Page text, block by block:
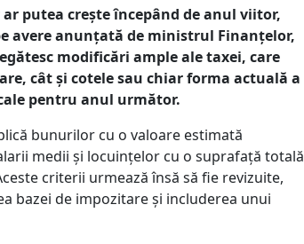
putea crește începând de anul viitor,
avere anunțată de ministrul Finanțelor,
modificări ample ale taxei, care
cât și cotele sau chiar forma actuală a
pentru anul următor.
bunurilor cu o valoare estimată
medii și locuințelor cu o suprafață totală
criterii urmează însă să fie revizuite,
bazei de impozitare și includerea unui